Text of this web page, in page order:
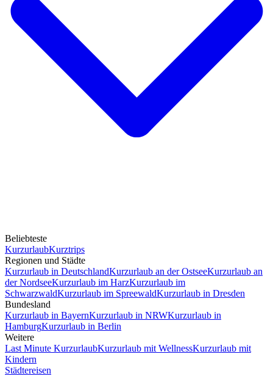
Beliebteste
KurzurlaubKurztrips
Regionen und Städte
Kurzurlaub in DeutschlandKurzurlaub an der OstseeKurzurlaub an
der NordseeKurzurlaub im HarzKurzurlaub im
SchwarzwaldKurzurlaub im SpreewaldKurzurlaub in Dresden
Bundesland
Kurzurlaub in BayernKurzurlaub in NRWKurzurlaub in
HamburgKurzurlaub in Berlin
Weitere
Last Minute KurzurlaubKurzurlaub mit WellnessKurzurlaub mit
Kindern
Städtereisen